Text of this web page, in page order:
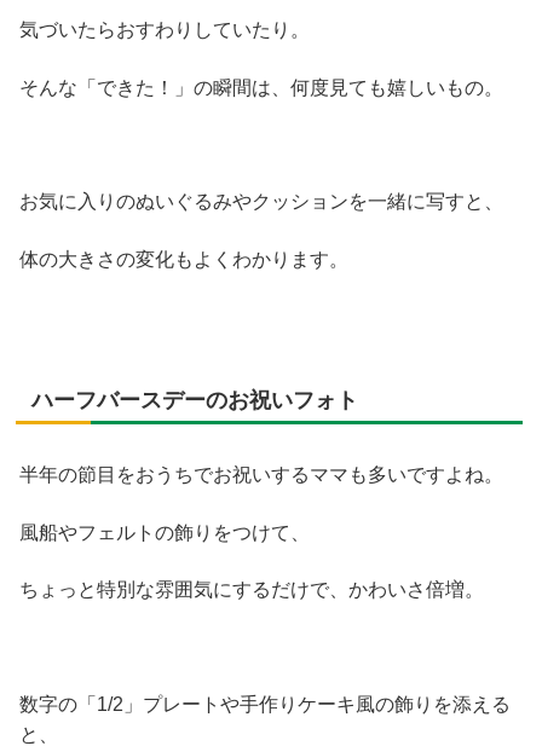
気づいたらおすわりしていたり。
そんな「できた！」の瞬間は、何度見ても嬉しいもの。
お気に入りのぬいぐるみやクッションを一緒に写すと、
体の大きさの変化もよくわかります。
ハーフバースデーのお祝いフォト
半年の節目をおうちでお祝いするママも多いですよね。
風船やフェルトの飾りをつけて、
ちょっと特別な雰囲気にするだけで、かわいさ倍増。
数字の「1/2」プレートや手作りケーキ風の飾りを添える
と、